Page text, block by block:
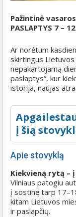
Pažintinė
PASLAPTYS 7 –
Ar norėtum
skirtingus
nepakartojamą
paslaptys“, kur
istorija, naujas
į šią
Apie stovyklą
Kiekvieną rytą –
Vilniaus patogiu
į sostinę tarp
kitam Lietuvos
ir paslapčių.